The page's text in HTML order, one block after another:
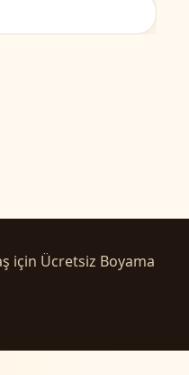
için Ücretsiz Boyama